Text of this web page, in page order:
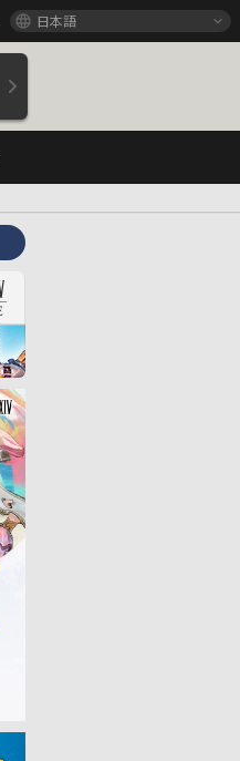
日本語